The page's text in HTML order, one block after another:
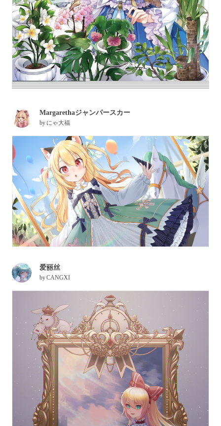
Margarethaジャンパースカー
by にゃ大福
爱丽丝
byCANGXI